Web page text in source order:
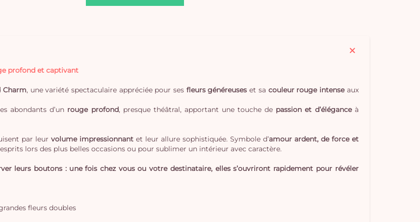
profond et captivant
Charm, une variété spectaculaire appréciée pour ses fleurs généreuses et sa couleur rouge intenseaux
abondants d’un rouge profond, presque théâtral, apportant une touche de passion et d’éléganceà
par leurvolume impressionnant et leur allure sophistiquée. Symbole d’amour ardent, de force et
lors des plus belles occasions ou pour sublimer un intérieur avec caractère.
leurs boutons : une fois chez vous ou votre destinataire, elles s’ouvriront rapidement pour révéler
fleurs doubles